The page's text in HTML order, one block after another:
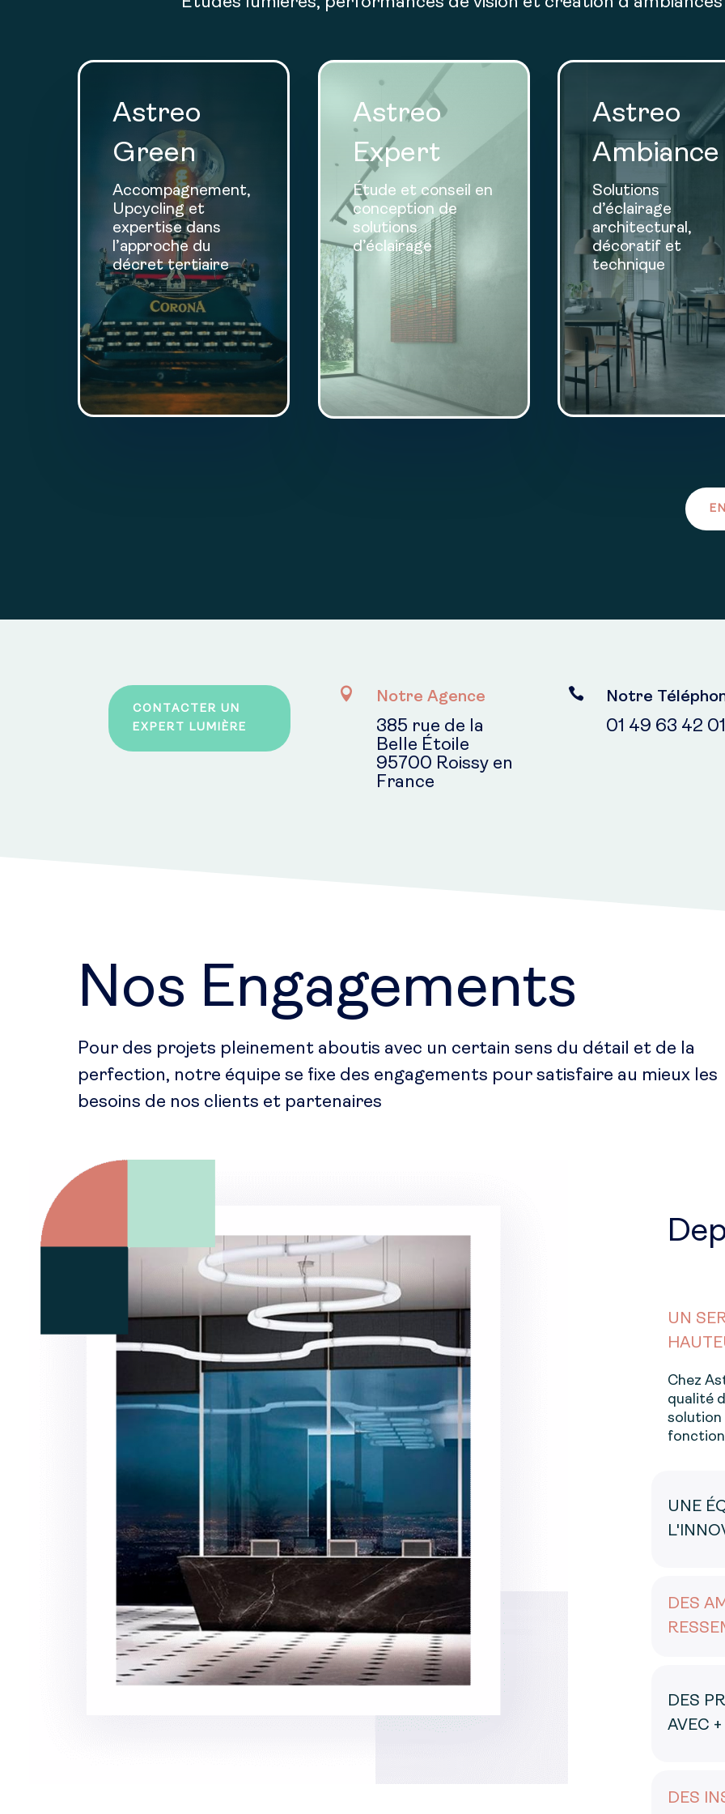
Astreo
Green
Accompagnement,
Upcycling et
expertise dans
l’approche du
décret tertiaire
Astreo
Expert
Étude et conseil en
conception de
solutions
d’éclairage
Astreo
Ambiance
Solutions
d’éclairage
architectural,
décoratif et
technique
CONTACTER UN
EXPERT LUMIÈRE
 Notre Agence
385 rue de la
Belle Étoile
95700 Roissy en
France
 Notre
01 49 63 42 01
Nos Engagements
Pour des projets pleinement aboutis avec un certain sens du détail et de la
perfection, notre équipe se fixe des engagements pour satisfaire au mieux les
besoins de nos clients et partenaires
UN
Chez
qualité
solution
fonction
UNE
DES
DES
AVEC
DES